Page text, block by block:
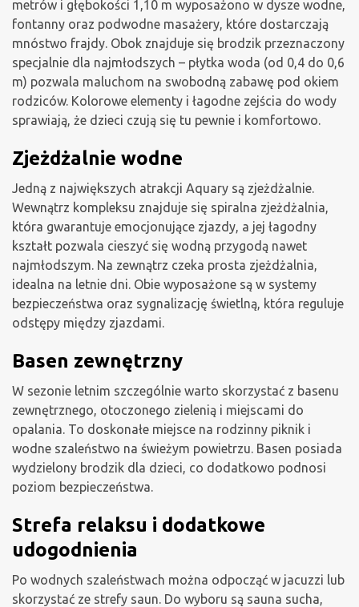
metrów i głębokości 1,10 m wyposażono w dysze wodne,
fontanny oraz podwodne masażery, które dostarczają
mnóstwo frajdy. Obok znajduje się brodzik przeznaczony
specjalnie dla najmłodszych – płytka woda (od 0,4 do 0,6
m) pozwala maluchom na swobodną zabawę pod okiem
rodziców. Kolorowe elementy i łagodne zejścia do wody
sprawiają, że dzieci czują się tu pewnie i komfortowo.
Zjeżdżalnie wodne
Jedną z największych atrakcji Aquary są zjeżdżalnie.
Wewnątrz kompleksu znajduje się spiralna zjeżdżalnia,
która gwarantuje emocjonujące zjazdy, a jej łagodny
kształt pozwala cieszyć się wodną przygodą nawet
najmłodszym. Na zewnątrz czeka prosta zjeżdżalnia,
idealna na letnie dni. Obie wyposażone są w systemy
bezpieczeństwa oraz sygnalizację świetlną, która reguluje
odstępy między zjazdami.
Basen zewnętrzny
W sezonie letnim szczególnie warto skorzystać z basenu
zewnętrznego, otoczonego zielenią i miejscami do
opalania. To doskonałe miejsce na rodzinny piknik i
wodne szaleństwo na świeżym powietrzu. Basen posiada
wydzielony brodzik dla dzieci, co dodatkowo podnosi
poziom bezpieczeństwa.
Strefa relaksu i dodatkowe
udogodnienia
Po wodnych szaleństwach można odpocząć w jacuzzi lub
skorzystać ze strefy saun. Do wyboru są sauna sucha,